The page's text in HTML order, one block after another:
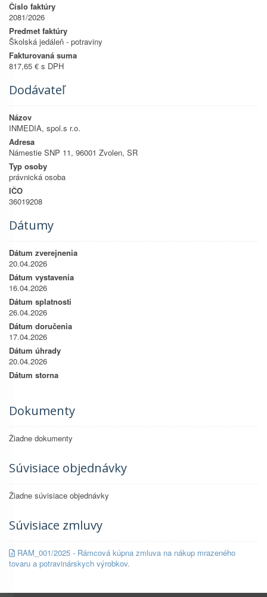
Číslo faktúry
2081/2026
Predmet faktúry
Školská jedáleň - potraviny
Fakturovaná suma
817,65 € s DPH
Dodávateľ
Názov
INMEDIA, spol.s r.o.
Adresa
Námestie SNP 11, 96001 Zvolen, SR
Typ osoby
právnická osoba
IČO
36019208
Dátumy
Dátum zverejnenia
20.04.2026
Dátum vystavenia
16.04.2026
Dátum splatnosti
26.04.2026
Dátum doručenia
17.04.2026
Dátum úhrady
20.04.2026
Dátum storna
Dokumenty
Žiadne dokumenty
Súvisiace objednávky
Žiadne súvisiace objednávky
Súvisiace zmluvy
RAM_001/2025 - Rámcová kúpna zmluva na nákup mrazeného
tovaru a potravinárskych výrobkov.